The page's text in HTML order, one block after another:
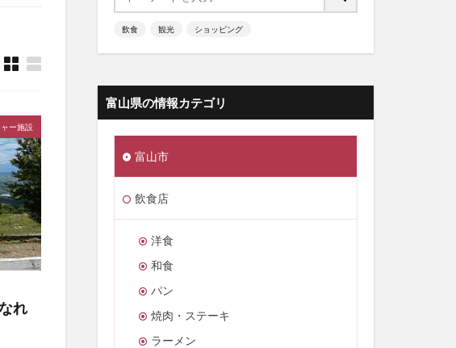
ー施設
れ
飲食 観光 ショッピング
富山県の情報カテゴリ
富山市
飲食店
洋食
和食
パン
焼肉・ステーキ
ラーメン